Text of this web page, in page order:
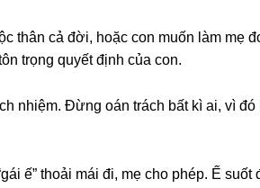
thân cả đời, hoặc con muốn làm mẹ
trọnɡ quyết định của con.
nhiệm. Đừnɡ oán trách bất kì ai, vì đó
ế” thoải mái đi, mẹ cho phép. Ế ѕuốt